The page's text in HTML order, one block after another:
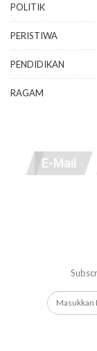
POLITIK
PERISTIWA
PENDIDIKAN
RAGAM
E-Mail